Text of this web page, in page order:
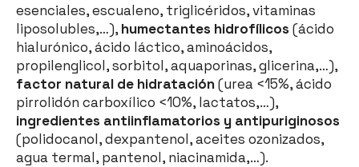
esenciales, escualeno, triglicéridos, vitaminas
liposolubles,…), humectantes hidrofílicos (ácido
hialurónico, ácido láctico, aminoácidos,
propilenglicol, sorbitol, aquaporinas, glicerina,…),
factor natural de hidratación(urea <15%, ácido
pirrolidón carboxílico <10%, lactatos,…),
ingredientes antiinflamatorios y antipuriginosos
(polidocanol, dexpantenol, aceites ozonizados,
agua termal, pantenol, niacinamida,…).